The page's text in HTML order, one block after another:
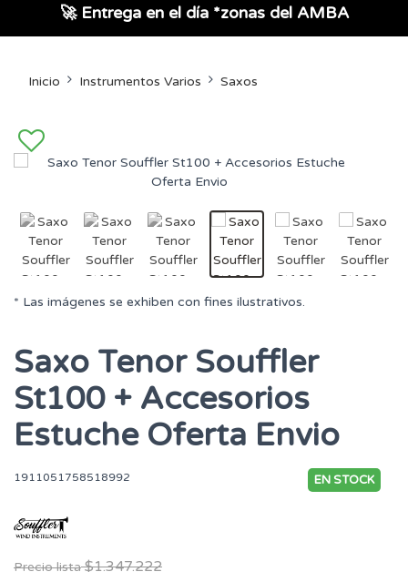
🚀 Entrega en el día *zonas del AMBA
Inicio Instrumentos Varios Saxos
* Las imágenes se exhiben con fines ilustrativos.
Saxo Tenor Souffler
St100 + Accesorios
Estuche Oferta Envio
1911051758518992 EN STOCK
Precio lista $1.347.222